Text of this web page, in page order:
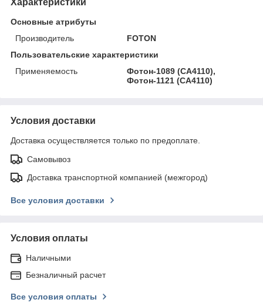
Основные атрибуты
Производитель
FOTON
Пользовательские характеристики
Применяемость
Фотон-1089 (CA4110),
Фотон-1121 (CA4110)
Условия доставки
Доставка осуществляется только по предоплате.
Самовывоз
Доставка транспортной компанией (межгород)
Все условия доставки
Условия оплаты
Наличными
Безналичный расчет
Все условия оплаты